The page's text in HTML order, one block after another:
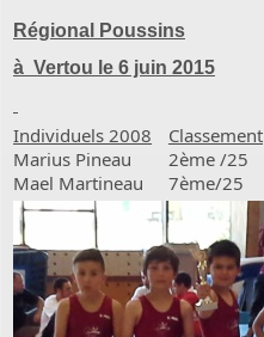
Régional Poussins
à Vertou le 6 juin 2015
Individuels 2008 Classement
Marius Pineau
2ème /25
Mael Martineau
7ème/25